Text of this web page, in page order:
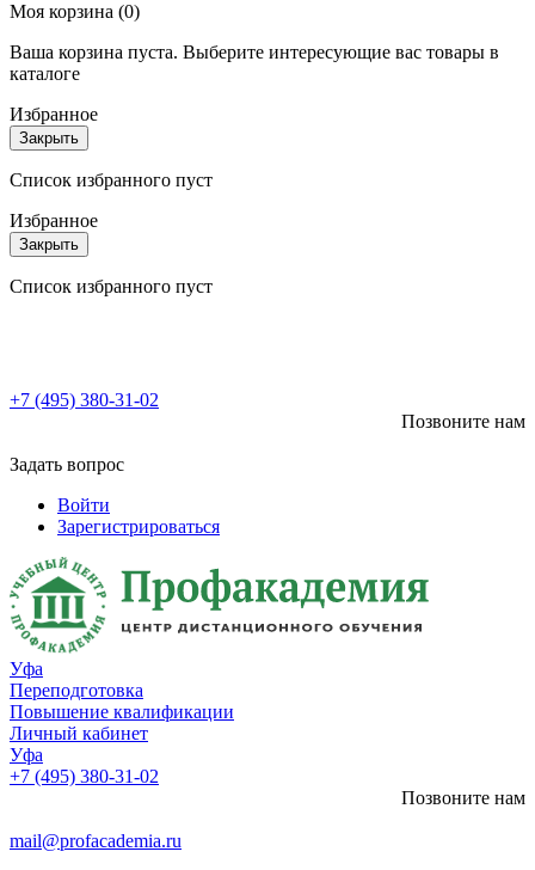
Моя корзина (0)
Ваша корзина пуста. Выберите интересующие вас товары в
каталоге
Избранное
Закрыть
Список избранного пуст
Избранное
Закрыть
Список избранного пуст
+7 (495) 380-31-02
Позвоните нам
Задать вопрос
Войти
Зарегистрироваться
Уфа
Переподготовка
Повышение квалификации
Личный кабинет
Уфа
+7 (495) 380-31-02
Позвоните нам
mail@profacademia.ru